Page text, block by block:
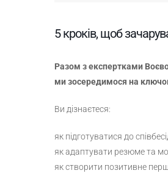
5 кроків, щоб
Разом з експертками
ми зосередимося на
Ви дізнаєтеся:
як підготуватися до
як адаптувати резюме та
як створити позитивне